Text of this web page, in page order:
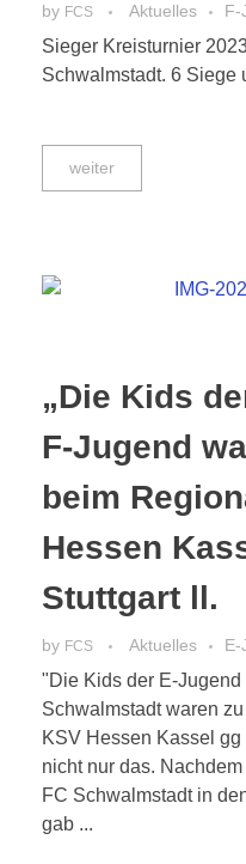
by FCS Aktuelles F-
Sieger Kreisturnier
Schwalmstadt. 6 Siege
weiter
„Die Kids
F-Jugend
beim
Hessen
Stuttgart ll.
by FCS Aktuelles E-
"Die Kids der E-
Schwalmstadt waren
KSV Hessen Kassel
nicht nur das.
FC Schwalmstadt in
gab ...